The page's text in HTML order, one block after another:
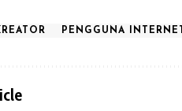
PENGGUNA INTERNET